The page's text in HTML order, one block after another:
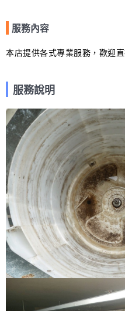
服務內容
本店提供各式專業服務，歡迎
服務說明